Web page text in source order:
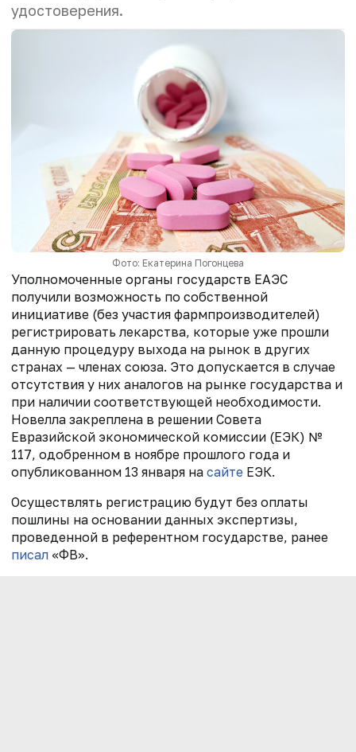
удостоверения.
Фото: Екатерина Погонцева
Уполномоченные органы государств ЕАЭС
получили возможность по собственной
инициативе (без участия фармпроизводителей)
регистрировать лекарства, которые уже прошли
данную процедуру выхода на рынок в других
странах — членах союза. Это допускается в случае
отсутствия у них аналогов на рынке государства и
при наличии соответствующей необходимости.
Новелла закреплена в решении Совета
Евразийской экономической комиссии (ЕЭК) №
117, одобренном в ноябре прошлого года и
опубликованном 13 января на сайте ЕЭК.
Осуществлять регистрацию будут без оплаты
пошлины на основании данных экспертизы,
проведенной в референтном государстве, ранее
писал «ФВ».